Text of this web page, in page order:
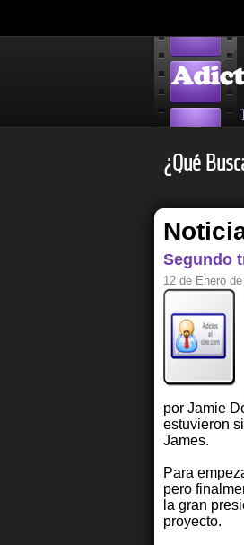
¿Qué
Segundo
12 de Enero
por Jamie
estuvieron
James.
Para
pero
la gran
proyecto.